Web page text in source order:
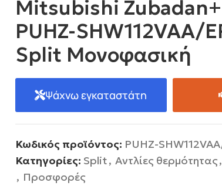
Mitsubishi
PUHZ-SHW112VAA/
Split Μονοφασική
Ψάχνω εγκαταστάτη
Κωδικός προϊόντος: PUHZ-
Κατηγορίες: Split, Αντλίες θερμότητας,
, Προσφορές